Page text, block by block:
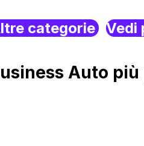
categorie Vedi
Auto